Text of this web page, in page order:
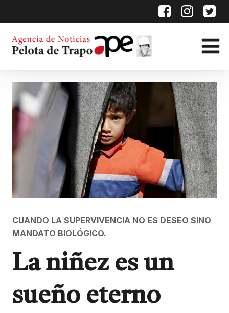
CUANDO LA SUPERVIVENCIA NO ES DESEO SINO
MANDATO BIOLÓGICO.
La niñez es un
sueño eterno